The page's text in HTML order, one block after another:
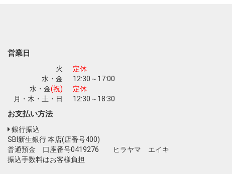
営業日
火
定休
水・金
12:30～17:00
水・金(祝)
定休
月・木・土・日
12:30～18:30
お支払い方法
銀行振込
SBI新生銀行 本店(店番号400)
普通預金 口座番号0419276 ヒラヤマ エイキ
振込手数料はお客様負担